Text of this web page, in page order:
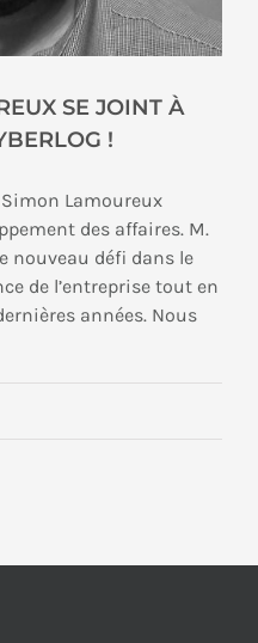
SE JOINT À
!
Lamoureux
des affaires. M.
nouveau défi dans le
de l’entreprise tout en
années. Nous